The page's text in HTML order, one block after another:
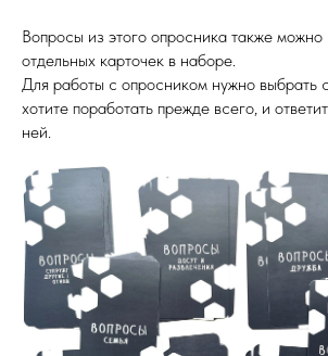
Вопросы из этого опросника также можно
отдельных карточек в наборе.
Для работы с опросником нужно выбрать
хотите поработать прежде всего, и
ней.